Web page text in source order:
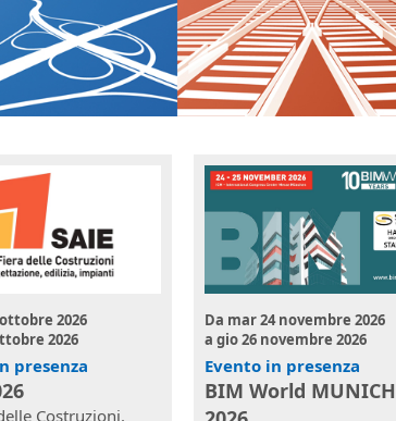
2026
2026
presenza
Costruzioni.
Da mar 24 novembre 2026
a gio 26 novembre 2026
Evento in presenza
BIM World MUNICH